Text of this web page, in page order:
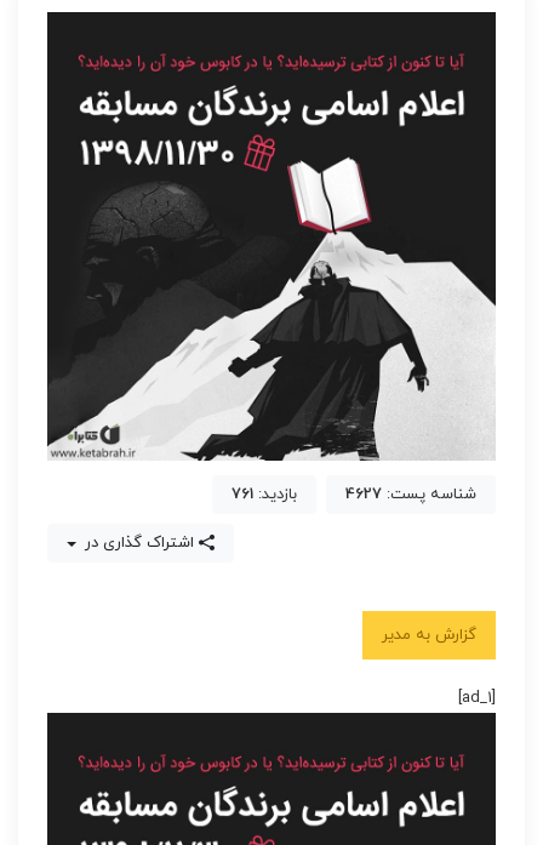
شناسه پست: 4627 بازدید: 761
اشتراک گذاری در
گزارش به مدیر
[ad_1]